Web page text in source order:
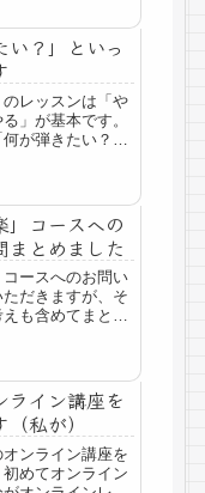
うになるため
そのためのもう
きるようになり
い？」といっ
のレッスンは「や
」が基本です。
が弾きたい？」
」コースへの
まとめました
コースへのお問い
だきますが、そ
も含めてまとめ
ライン講座を
私が）
ンライン講座を
めてオンライン